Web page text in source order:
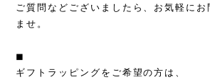
ご質問などございましたら、お気軽にお
ませ。
◼︎
ギフトラッピングをご希望の方は、